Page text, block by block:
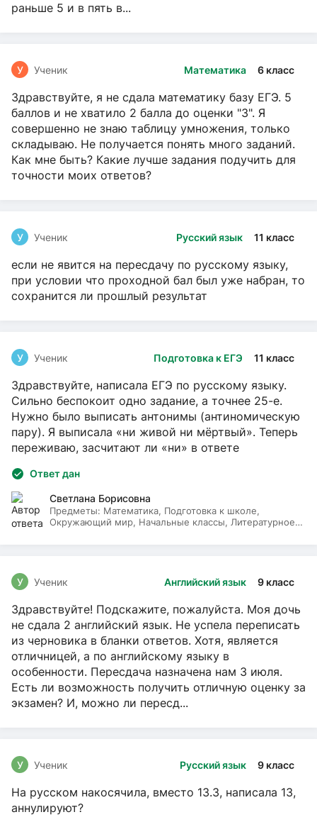
раньше 5 и в пять в...
Математика 6 класс
У Ученик
Здравствуйте, я не сдала математику базу ЕГЭ. 5
баллов и не хватило 2 балла до оценки "3". Я
совершенно не знаю таблицу умножения, только
складываю. Не получается понять много заданий.
Как мне быть? Какие лучше задания подучить для
точности моих ответов?
Русский язык 11 класс
У Ученик
если не явится на пересдачу по русскому языку,
при условии что проходной бал был уже набран, то
сохранится ли прошлый результат
Подготовка к ЕГЭ 11 класс
У Ученик
Здравствуйте, написала ЕГЭ по русскому языку.
Сильно беспокоит одно задание, а точнее 25-е.
Нужно было выписать антонимы (антиномическую
пару). Я выписала «ни живой ни мёртвый». Теперь
переживаю, засчитают ли «ни» в ответе
Ответ дан
Светлана Борисовна
Предметы: Математика, Подготовка к школе,
Окружающий мир, Начальные классы, Литературное
Английский язык 9 класс
У Ученик
Здравствуйте! Подскажите, пожалуйста. Моя дочь
не сдала 2 английский язык. Не успела переписать
из черновика в бланки ответов. Хотя, является
отличницей, а по английскому языку в
особенности. Пересдача назначена нам 3 июля.
Есть ли возможность получить отличную оценку за
экзамен? И, можно ли пересд...
Русский язык 9 класс
У Ученик
На русском накосячила, вместо 13.3, написала 13,
аннулируют?